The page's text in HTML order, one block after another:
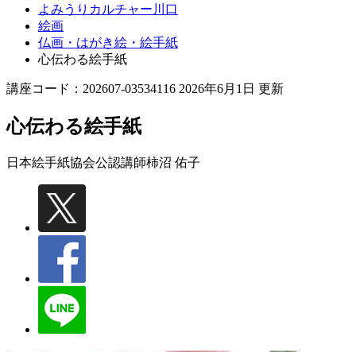
よみうりカルチャー川口
絵画
仏画・はがき絵・絵手紙
心伝わる絵手紙
講座コード：202607-03534116 2026年6月1日 更新
心伝わる絵手紙
日本絵手紙協会公認講師柿沼 佑子